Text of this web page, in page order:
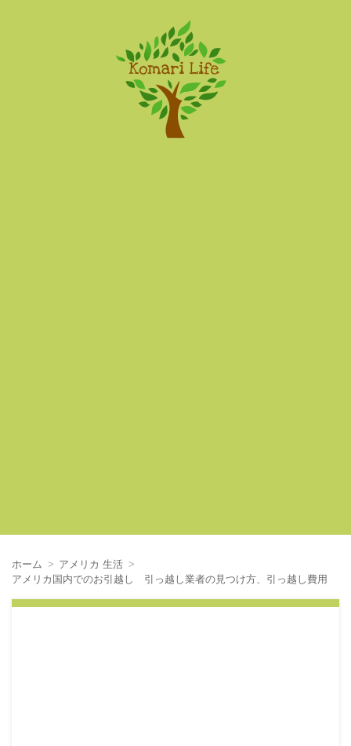
ホーム
アメリカ 生活
アメリカ国内でのお引越し 引っ越し業者の見つけ方、引っ越し費用